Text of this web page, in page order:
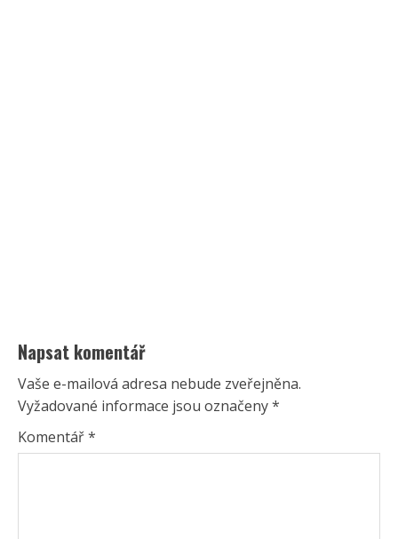
Napsat komentář
Vaše e-mailová adresa nebude zveřejněna.
Vyžadované informace jsou označeny*
Komentář*